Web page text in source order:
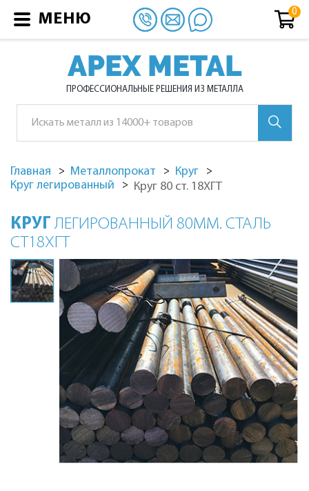
APEX METAL
ПРОФЕССИОНАЛЬНЫЕ РЕШЕНИЯ ИЗ МЕТАЛЛА
Главная Металлопрокат
Круг
Круг легированный
Круг 80 ст. 18ХГТ
КРУГЛЕГИРОВАННЫЙ 80ММ. СТАЛЬ
СТ18ХГТ
МЕНЮ